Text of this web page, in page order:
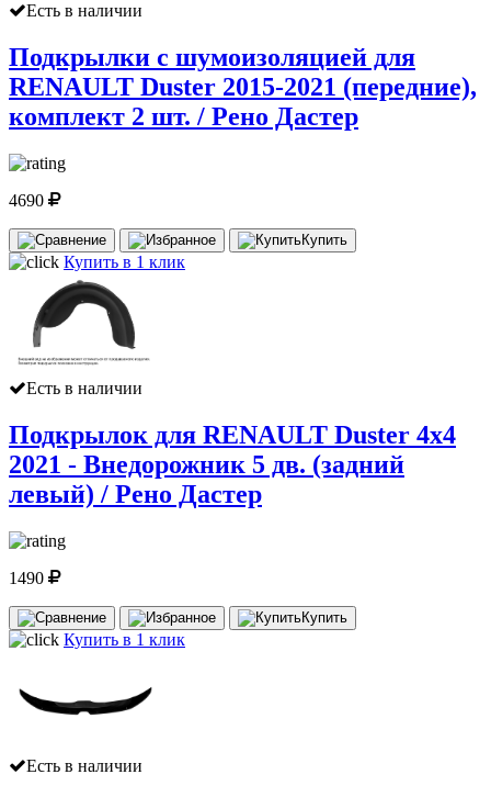
Есть в наличии
Подкрылки с шумоизоляцией для
RENAULT Duster 2015-2021 (передние),
комплект 2 шт. / Рено Дастер
4690
Купить
Купить в 1 клик
Есть в наличии
Подкрылок для RENAULT Duster 4х4
2021 - Внедорожник 5 дв. (задний
левый) / Рено Дастер
1490
Купить
Купить в 1 клик
Есть в наличии